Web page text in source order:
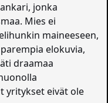
jonka
Mies ei
maineeseen,
elokuvia,
draamaa
yritykset eivät ole